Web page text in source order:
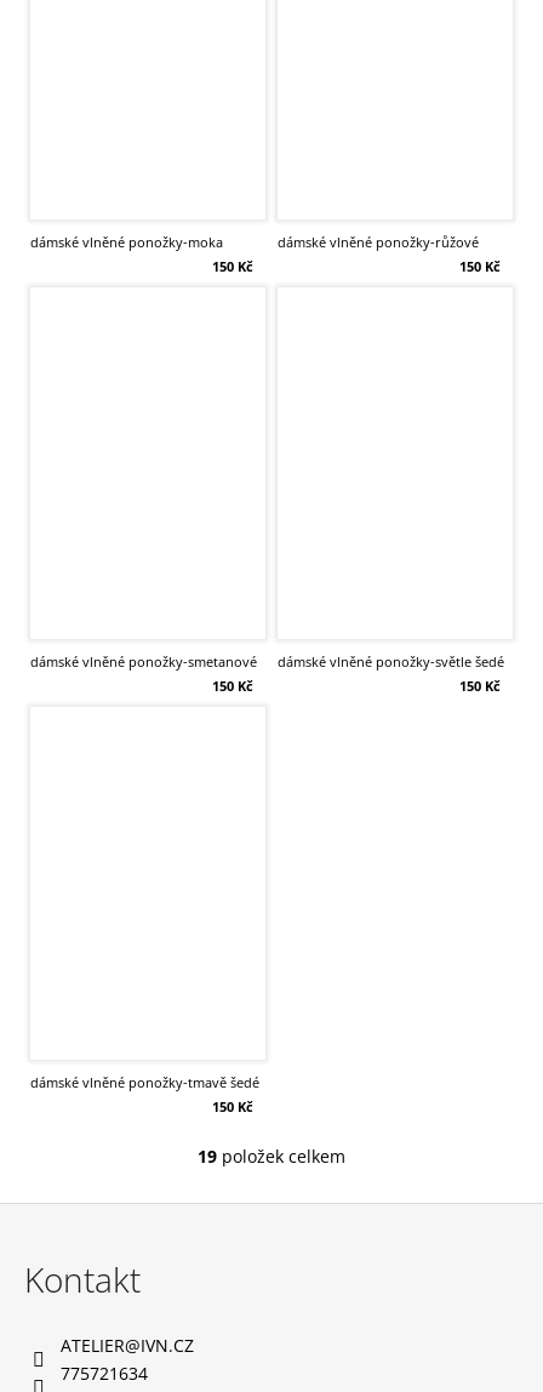
dámské vlněné ponožky-moka
150 Kč
dámské vlněné ponožky-růžové
150 Kč
dámské vlněné ponožky-smetanové
150 Kč
dámské vlněné ponožky-světle šedé
150 Kč
dámské vlněné ponožky-tmavě šedé
150 Kč
O
v
19 položek celkem
Kontakt
ATELIER@IVN.CZ
775721634